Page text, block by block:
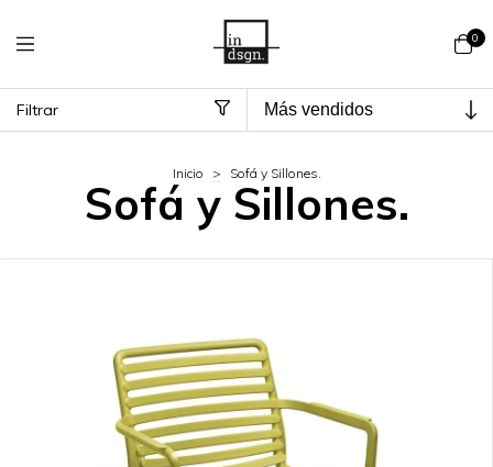
0
Filtrar
Inicio > Sofá y Sillones.
Sofá y Sillones.